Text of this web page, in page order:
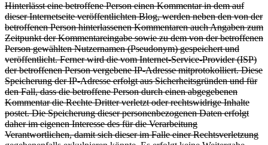
Hinterlässt eine betroffene Person einen Kommentar in dem auf
dieser Internetseite veröffentlichten Blog, werden neben den von der
betroffenen Person hinterlassenen Kommentaren auch Angaben zum
Zeitpunkt der Kommentareingabe sowie zu dem von der betroffenen
Person gewählten Nutzernamen (Pseudonym) gespeichert und
veröffentlicht. Ferner wird die vom Internet-Service-Provider (ISP)
der betroffenen Person vergebene IP-Adresse mitprotokolliert. Diese
Speicherung der IP-Adresse erfolgt aus Sicherheitsgründen und für
den Fall, dass die betroffene Person durch einen abgegebenen
Kommentar die Rechte Dritter verletzt oder rechtswidrige Inhalte
postet. Die Speicherung dieser personenbezogenen Daten erfolgt
daher im eigenen Interesse des für die Verarbeitung
Verantwortlichen, damit sich dieser im Falle einer Rechtsverletzung